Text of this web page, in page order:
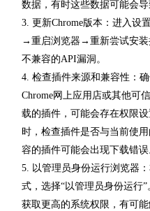
数据，有时这些数据可能会导
3. 更新Chrome版本：进入设
→重启浏览器→重新尝试安装
不兼容的API漏洞。
4. 检查插件来源和兼容性：
Chrome网上应用店或其他可
载的插件，可能会存在权限
时，检查插件是否与当前使
容的插件可能会出现下载错误
5. 以管理员身份运行浏览器
式，选择“以管理员身份运行
获取更高的系统权限，有可